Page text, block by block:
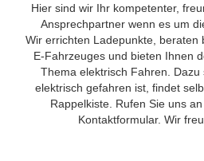
Hier sind wir Ihr kompetenter,
Ansprechpartner wenn es um
Wir errichten Ladepunkte, beraten
E-Fahrzeuges und bieten Ihnen
Thema elektrisch Fahren.
elektrisch gefahren ist, findet
Rappelkiste. Rufen Sie uns
Kontaktformular. Wir